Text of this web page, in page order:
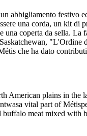
abbigliamento festivo
una corda, un kit di
una coperta da sella. La
"L'Ordine
che ha dato contributi
American plains in the
vital part of
meat mixed with